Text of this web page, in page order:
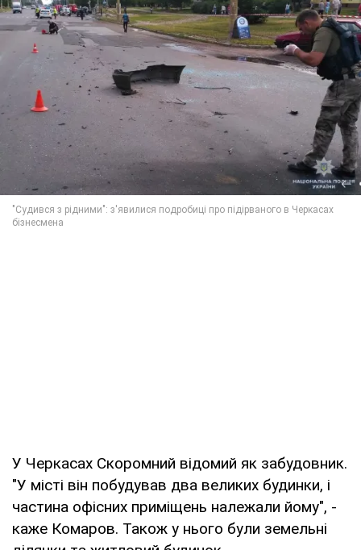
У Черкасах Скоромний відомий як забудовник.
"У місті він побудував два великих будинки, і
частина офісних приміщень належали йому", -
каже Комаров. Також у нього були земельні